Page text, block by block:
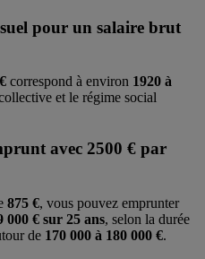
pour un salaire brut
correspond à environ 1920 à
et le régime social
avec 2500 € par
875 €, vous pouvez emprunter
000 € sur 25 ans, selon la durée
de 170 000 à 180 000 €.